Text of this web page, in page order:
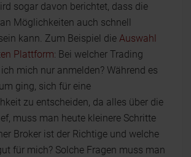
sogar davon berichtet, dass die
Möglichkeiten auch schnell
kann. Zum Beispiel die Auswahl
Plattform: Bei welcher Trading
mich nur anmelden? Während es
ging, sich für eine
zu entscheiden, da alles über die
muss man heute kleinere Schritte
Broker ist der Richtige und welche
für mich? Solche Fragen muss man